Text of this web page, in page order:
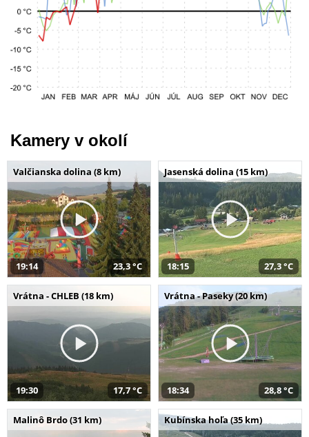
Kamery v okolí
Valčianska dolina (8 km)
19:14 23,3 °C
Jasenská dolina (15 km)
18:15 27,3 °C
Vrátna - CHLEB (18 km)
19:30 17,7 °C
Vrátna - Paseky (20 km)
18:34 28,8 °C
Malinô Brdo (31 km) Kubínska hoľa (35 km)